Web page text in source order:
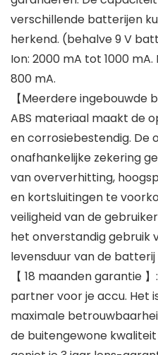
verschillende batterijen
herkend. (behalve 9 V
Ion: 2000 mA tot 1000
800 mA.
【Meerdere ingebouwde
ABS materiaal maakt de
en corrosiebestendig. De
onafhankelijke zekering
van oververhitting,
en kortsluitingen te
veiligheid van de
het onverstandig gebruik
levensduur van de
【 18 maanden garantie
partner voor je accu. Het
maximale
de buitengewone